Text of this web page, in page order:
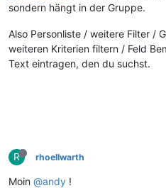
sondern hängt in der Gruppe.
Also Personliste / weitere Filter /
weiteren Kriterien filtern / Feld
Text eintragen, den du suchst.
R rhoellwarth
Moin @andy !